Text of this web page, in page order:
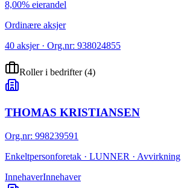
8,00% eierandel
Ordinære aksjer
40 aksjer · Org.nr: 938024855
Roller i bedrifter(4)
THOMAS KRISTIANSEN
Org.nr: 998239591
Enkeltpersonforetak · LUNNER · Avvirkning
InnehaverInnehaver